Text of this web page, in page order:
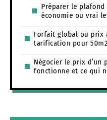
Préparer le
économie ou vrai
Forfait global ou prix
tarification pour 50m2
Négocier le prix d’un
fonctionne et ce qui